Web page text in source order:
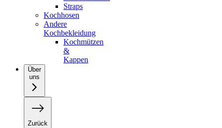
Straps
Kochhosen
Andere
Kochbekleidung
Kochmützen
&
Kappen
Über
uns
Zurück